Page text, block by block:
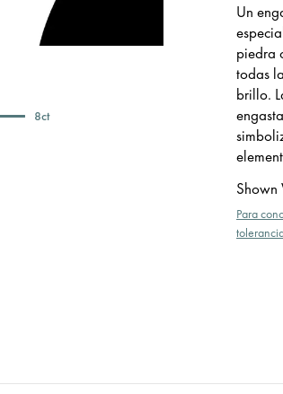
8ct
Un
piedra
todas
brillo.
Shown
Para